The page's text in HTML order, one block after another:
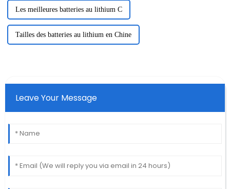
Les meilleures batteries au lithium C
Tailles des batteries au lithium en Chine
Leave Your Message